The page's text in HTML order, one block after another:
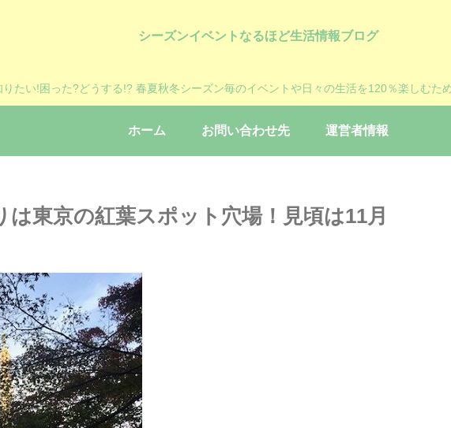
シーズンイベントなるほど生活情報ブログ
りたい!困った?どうする!? 春夏秋冬シーズン毎のイベントや日々の生活を120％楽しむた
ホーム お問い合わせ先 運営者情報
東京の紅葉スポット穴場！見頃は11月